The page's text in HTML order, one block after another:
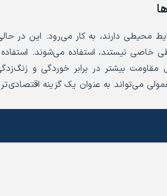
محیطی دارند، به کار می‌رود. این در
نیستند، استفاده می‌شوند. استفاده
مقاومت بیشتر در برابر خوردگی و
می‌تواند به عنوان یک گزینه